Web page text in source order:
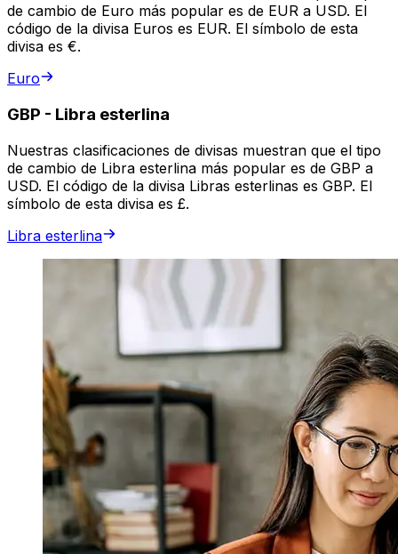
de cambio de Euro más popular es de EUR a USD. El
código de la divisa Euros es EUR. El símbolo de esta
divisa es €.
Euro
GBP - Libra esterlina
Nuestras clasificaciones de divisas muestran que el tipo
de cambio de Libra esterlina más popular es de GBP a
USD. El código de la divisa Libras esterlinas es GBP. El
símbolo de esta divisa es £.
Libra esterlina